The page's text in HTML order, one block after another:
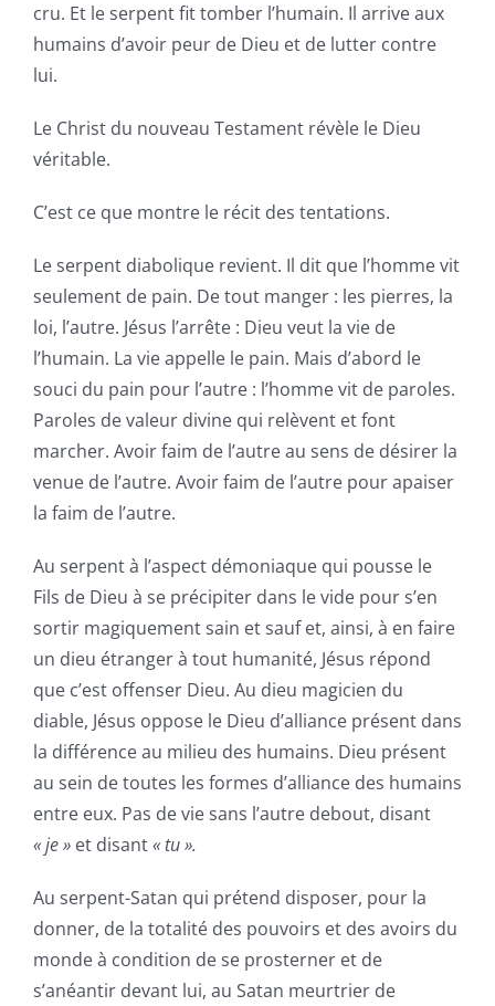
cru. Et le serpent fit tomber l’humain. Il arrive aux
humains d’avoir peur de Dieu et de lutter contre
lui.
Le Christ du nouveau Testament révèle le Dieu
véritable.
C’est ce que montre le récit des tentations.
Le serpent diabolique revient. Il dit que l’homme vit
seulement de pain. De tout manger : les pierres, la
loi, l’autre. Jésus l’arrête : Dieu veut la vie de
l’humain. La vie appelle le pain. Mais d’abord le
souci du pain pour l’autre : l’homme vit de paroles.
Paroles de valeur divine qui relèvent et font
marcher. Avoir faim de l’autre au sens de désirer la
venue de l’autre. Avoir faim de l’autre pour apaiser
la faim de l’autre.
Au serpent à l’aspect démoniaque qui pousse le
Fils de Dieu à se précipiter dans le vide pour s’en
sortir magiquement sain et sauf et, ainsi, à en faire
un dieu étranger à tout humanité, Jésus répond
que c’est offenser Dieu. Au dieu magicien du
diable, Jésus oppose le Dieu d’alliance présent dans
la différence au milieu des humains. Dieu présent
au sein de toutes les formes d’alliance des humains
entre eux. Pas de vie sans l’autre debout, disant
« je »et disant« tu ».
Au serpent-Satan qui prétend disposer, pour la
donner, de la totalité des pouvoirs et des avoirs du
monde à condition de se prosterner et de
s’anéantir devant lui, au Satan meurtrier de